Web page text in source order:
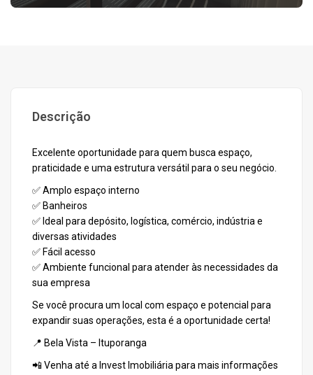
Descrição
Excelente oportunidade para quem busca espaço,
praticidade e uma estrutura versátil para o seu negócio.
✅ Amplo espaço interno
✅ Banheiros
✅ Ideal para depósito, logística, comércio, indústria e
diversas atividades
✅ Fácil acesso
✅ Ambiente funcional para atender às necessidades da
sua empresa
Se você procura um local com espaço e potencial para
expandir suas operações, esta é a oportunidade certa!
📍 Bela Vista – Ituporanga
📲 Venha até a Invest Imobiliária para mais informações